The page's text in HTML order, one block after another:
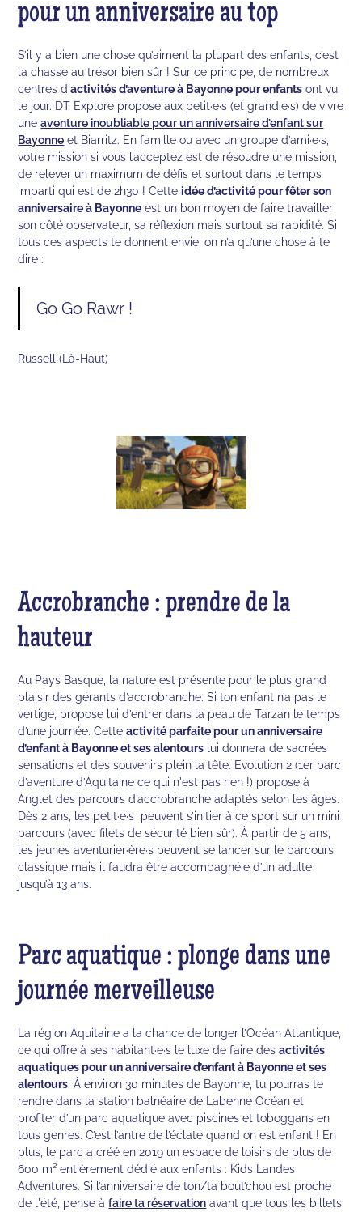
pour un anniversaire au top
S’il y a bien une chose qu’aiment la plupart des enfants, c’est
la chasse au trésor bien sûr ! Sur ce principe, de nombreux
centres d’activités d’aventure à Bayonne pour enfants ont vu
le jour. DT Explore propose aux petit·e·s (et grand·e·s) de vivre
uneaventure inoubliable pour un anniversaire d’enfant sur
Bayonne et Biarritz. En famille ou avec un groupe d’ami·e·s,
votre mission si vous l’acceptez est de résoudre une mission,
de relever un maximum de défis et surtout dans le temps
imparti qui est de 2h30 ! Cetteidée d’activité pour fêter son
anniversaire à Bayonne est un bon moyen de faire travailler
son côté observateur, sa réflexion mais surtout sa rapidité. Si
tous ces aspects te donnent envie, on n’a qu’une chose à te
dire :
Go Go Rawr !
Russell (Là-Haut)
Accrobranche : prendre de la
hauteur
Au Pays Basque, la nature est présente pour le plus grand
plaisir des gérants d’accrobranche. Si ton enfant n’a pas le
vertige, propose lui d’entrer dans la peau de Tarzan le temps
d’une journée. Cetteactivité parfaite pour un anniversaire
d’enfant à Bayonne et ses alentours lui donnera de sacrées
sensations et des souvenirs plein la tête. Evolution 2 (1er parc
d’aventure d’Aquitaine ce qui n'est pas rien !) propose à
Anglet des parcours d’accrobranche adaptés selon les âges.
Dès 2 ans, les petit·e·s peuvent s’initier à ce sport sur un mini
parcours (avec filets de sécurité bien sûr). À partir de 5 ans,
les jeunes aventurier·ère·s peuvent se lancer sur le parcours
classique mais il faudra être accompagné·e d’un adulte
jusqu’à 13 ans.
Parc aquatique : plonge dans une
journée merveilleuse
La région Aquitaine a la chance de longer l’Océan Atlantique,
ce qui offre à ses habitant·e·s le luxe de faire desactivités
aquatiques pour un anniversaire d’enfant à Bayonne et ses
alentours. À environ 30 minutes de Bayonne, tu pourras te
rendre dans la station balnéaire de Labenne Océan et
profiter d’un parc aquatique avec piscines et toboggans en
tous genres. C’est l’antre de l’éclate quand on est enfant ! En
plus, le parc a créé en 2019 un espace de loisirs de plus de
600 m² entièrement dédié aux enfants : Kids Landes
Adventures. Si l’anniversaire de ton/ta bout’chou est proche
de l'été, pense àfaire ta réservation avant que tous les billets